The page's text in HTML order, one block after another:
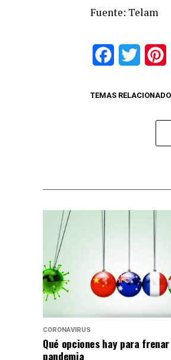
Fuente: Telam
FacebookTwitter
TEMAS
CORONAVIRUS
Qué opciones hay para
pandemia